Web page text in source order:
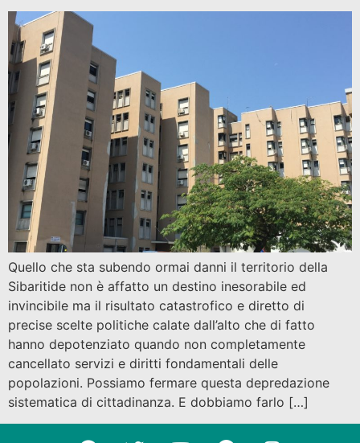
Quello che sta subendo ormai danni il territorio della
Sibaritide non è affatto un destino inesorabile ed
invincibile ma il risultato catastrofico e diretto di
precise scelte politiche calate dall’alto che di fatto
hanno depotenziato quando non completamente
cancellato servizi e diritti fondamentali delle
popolazioni. Possiamo fermare questa depredazione
sistematica di cittadinanza. E dobbiamo farlo […]